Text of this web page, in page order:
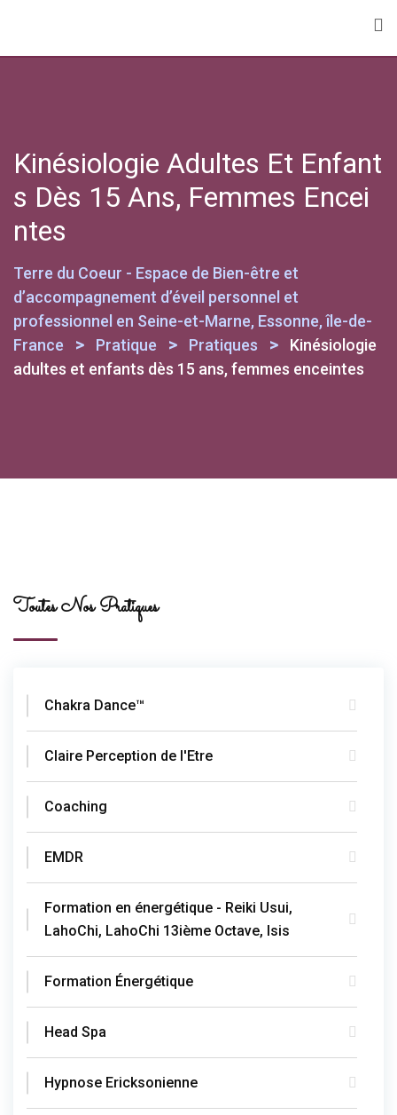
Kinésiologie Adultes Et Enfant
S Dès 15 Ans, Femmes Encei
Ntes
Terre du Coeur - Espace de Bien-être et
d’accompagnement d’éveil personnel et
professionnel en Seine-et-Marne, Essonne, île-de-
France
> Pratique > Pratiques >
Kinésiologie
adultes et enfants dès 15 ans, femmes enceintes
Toutes Nos Pratiques
Chakra Dance™
Claire Perception de l'Etre
Coaching
EMDR
Formation en énergétique - Reiki Usui,
LahoChi, LahoChi 13ième Octave, Isis
Formation Énergétique
Head Spa
Hypnose Ericksonienne